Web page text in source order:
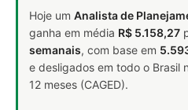
Hoje um Analista de
ganha em média R$ 5.158,27
semanais, com base em
e desligados em todo o Brasil
12 meses (CAGED).